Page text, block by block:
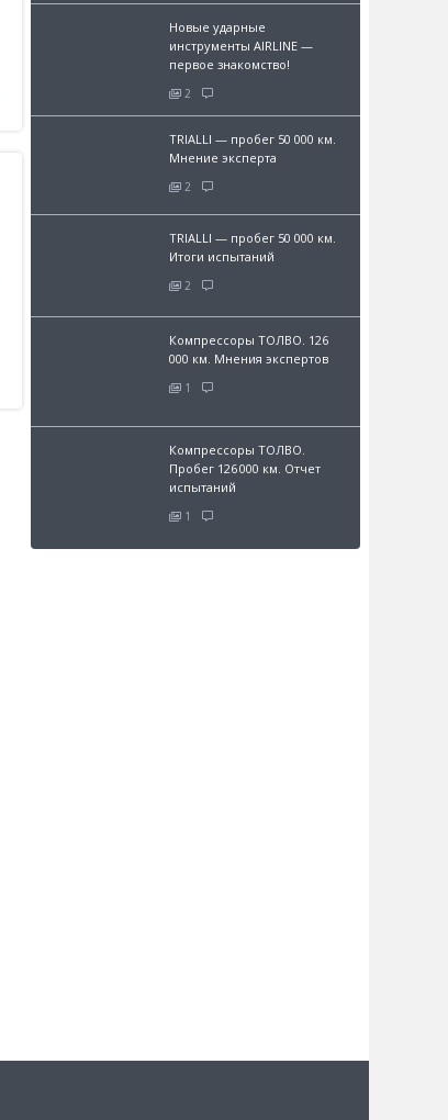
Новые ударные
инструменты AIRLINE —
первое знакомство!
2
TRIALLI — пробег 50 000 км.
Мнение эксперта
2
TRIALLI — пробег 50 000 км.
Итоги испытаний
2
Компрессоры ТОЛВО. 126
000 км. Мнения экспертов
1
Компрессоры ТОЛВО.
Пробег 126 000 км. Отчет
испытаний
1